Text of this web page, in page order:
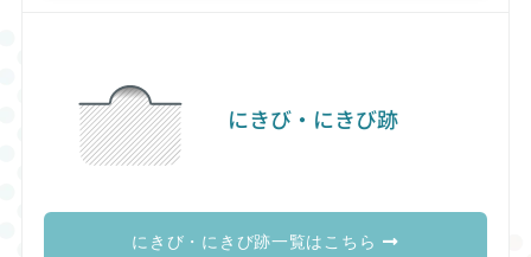
にきび・にきび跡
にきび・にきび跡一覧はこちら